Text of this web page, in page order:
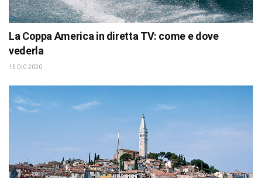
La Coppa America in diretta TV: come e dove
vederla
15 DIC 2020